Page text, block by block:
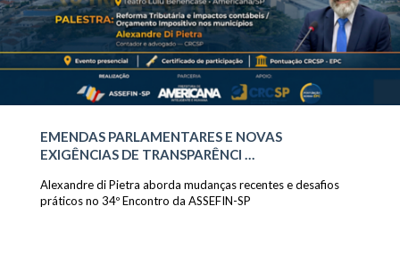
EMENDAS PARLAMENTARES E NOVAS
EXIGÊNCIAS DE TRANSPARÊNCI …
Alexandre di Pietra aborda mudanças recentes e desafios
práticos no 34º Encontro da ASSEFIN-SP